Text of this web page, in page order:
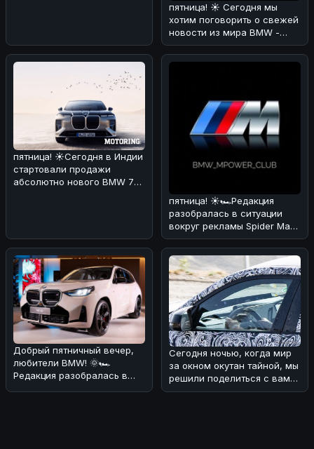
пятница! ☀️ Сегодня мы
хотим поговорить о свежей
новости из мира BMW -
люксовом SUV X7 Individual
в
пятница! ☀️Сегодня в Индии
стартовали продажи
абсолютно нового BMW 7
пятница! ☀️🏎Редакция
разобралась в ситуации
вокруг рекламы Spider Man
через BMW iDrive.
Оказывается
Добрый пятничный вечер,
любители BMW! 🌞🏎
Редакция разобралась в
Сегодня ночью, когда мир
за окном окутан тайной, мы
решили поделиться с вами
интересной новостью из